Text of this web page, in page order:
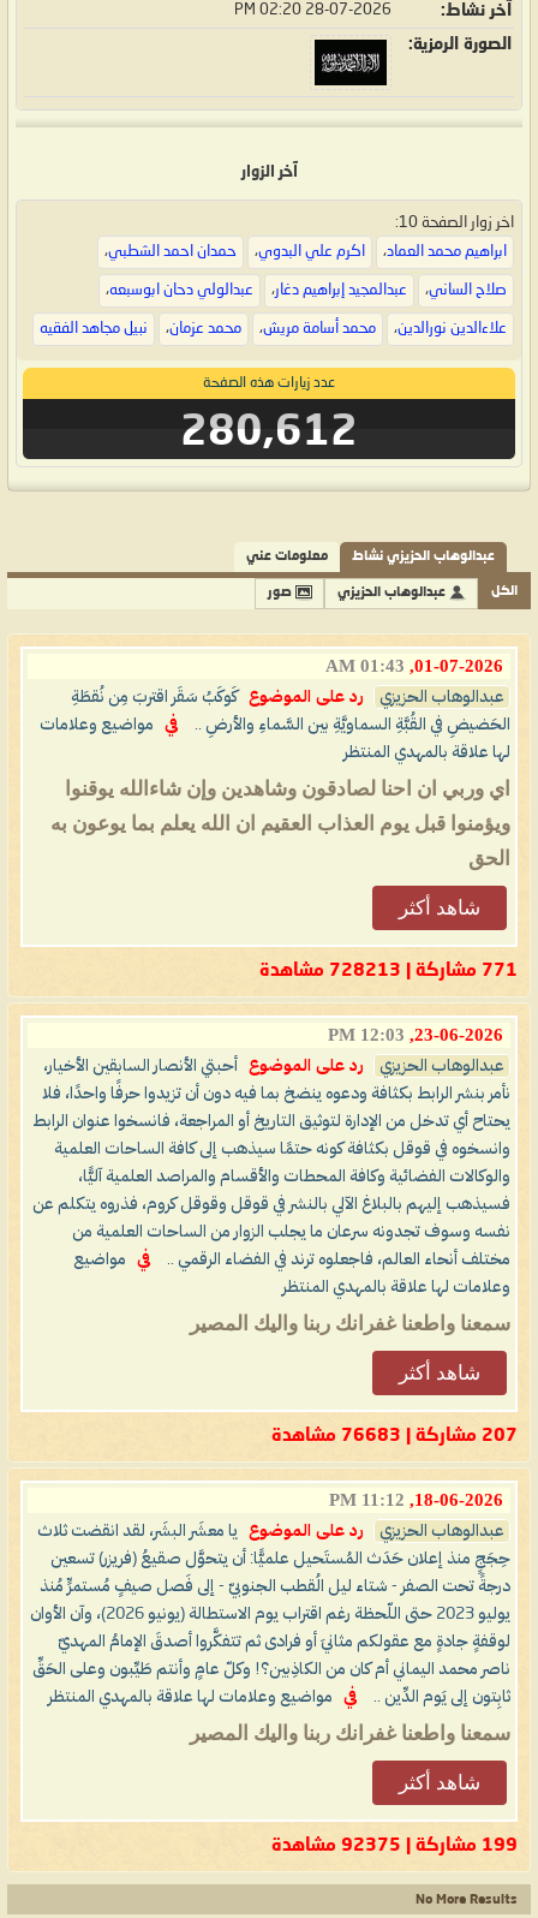
آخر نشاط 28-07-2026
02:20 PM
الصورة الرمزية
آخر الزوار
اخر زوار الصفحة 10:
ابراهيم محمد العماد، اكرم علي البدوي، حمدان احمد الشطبي،
صلاح الساني، عبدالمجيد إبراهيم دغار، عبدالولي دحان ابوسبعه،
علاءالدين نورالدين، محمد أسامة مريش، محمد عزمان، نبيل مجاهد الفقيه
عدد زيارات هذه الصفحة
280,612
عبدالوهاب الحزيزي نشاط معلومات عني
الكل عبدالوهاب الحزيزي صور
01-07-2026,
01:43 AM
عبدالوهاب الحزيزي رد على الموضوع
كَوكَبُ سَقَر اقتربَ مِن نُقطَةِ
الحَضيضِ في القُبَّةِ السماويَّةِ بين السَّماءِ والأرضِ ..
في
مواضيع وعلامات
لها علاقة بالمهدي المنتظر
اي وربي ان احنا لصادقون وشاهدين وإن شاءالله يوقنوا
ويؤمنوا قبل يوم العذاب العقيم ان الله يعلم بما يوعون به
الحق
شاهد أكثر
771 مشاركة | 728213 مشاهدة
23-06-2026,
12:03 PM
عبدالوهاب الحزيزي رد على الموضوع
أحبتي الأنصار السابقين الأخيار،
نأمر بنشر الرابط بكثافة ودعوه ينضخ بما فيه دون أن تزيدوا حرفًا واحدًا، فلا
يحتاح أي تدخل من الإدارة لتوثيق التاريخ أو المراجعة، فانسخوا عنوان الرابط
وانسخوه في قوقل بكثافة كونه حتمًا سيذهب إلى كافة الساحات العلمية
والوكالات الفضائية وكافة المحطات والأقسام والمراصد العلمية آليًّا،
فسيذهب إليهم بالبلاغ الآلي بالنشر في قوقل وقوقل كروم، فذروه يتكلم عن
نفسه وسوف تجدونه سرعان ما يجلب الزوار من الساحات العلمية من
مختلف أنحاء العالم، فاجعلوه ترند في الفضاء الرقمي ..
في
مواضيع
وعلامات لها علاقة بالمهدي المنتظر
سمعنا واطعنا غفرانك ربنا واليك المصير
شاهد أكثر
207 مشاركة | 76683 مشاهدة
18-06-2026,
11:12 PM
عبدالوهاب الحزيزي رد على الموضوع
يا معشَر البشَر، لقد انقضت ثلاث
حِجَجٍ منذ إعلان حَدَث المُستَحيل علميًّا: أن يتحوَّل صقيعُ (فريزر) تسعين
درجةً تحت الصفر - شتاء ليل الُقطب الجنوبيّ - إلى فَصل صيفٍ مُستمرٍّ مُنذ
يوليو 2023 حتى اللّحظة رغم اقتراب يوم الاستطالة (يونيو 2026)، وآن الأوان
لوقفةٍ جادةٍ مع عقولكم مثانيَ أو فرادى ثم تتفكَّروا أصدقَ الإمامُ المهديّ
ناصر محمد اليماني أم كان من الكاذِبين؟! وكلّ عامٍ وأنتم طَيِّبون وعلى الحَقِّ
ثابِتون إلى يَوم الدِّين ..
في مواضيع وعلامات لها علاقة بالمهدي المنتظر
سمعنا واطعنا غفرانك ربنا واليك المصير
شاهد أكثر
199 مشاركة | 92375 مشاهدة
No More Results